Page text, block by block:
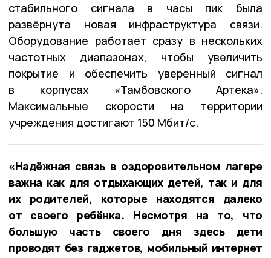
стабильного сигнала в часы пик была
развёрнута новая инфраструктура связи.
Оборудование работает сразу в нескольких
частотных диапазонах, чтобы увеличить
покрытие и обеспечить уверенный сигнал
в корпусах «Тамбовского Артека».
Максимальные скорости на территории
учреждения достигают 150 Мбит/с.
«Надёжная связь в оздоровительном лагере
важна как для отдыхающих детей, так и для
их родителей, которые находятся далеко
от своего ребёнка. Несмотря на то, что
большую часть своего дня здесь дети
проводят без гаджетов, мобильный интернет